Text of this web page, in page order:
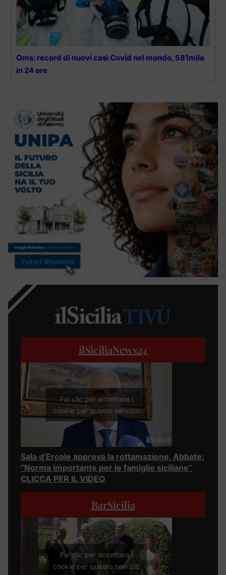
Oms: record di nuovi casi Covid nel mondo, 581mila
in 24 ore
ilSiciliaNews24
Fai clic per accettare i
cookie per questo servizio
Sala d’Ercole approva la rottamazione, Abbate:
“Norma importante per le famiglie siciliane”
CLICCA PER IL VIDEO
BarSicilia
Fai clic per accettare i
cookie per questo servizio